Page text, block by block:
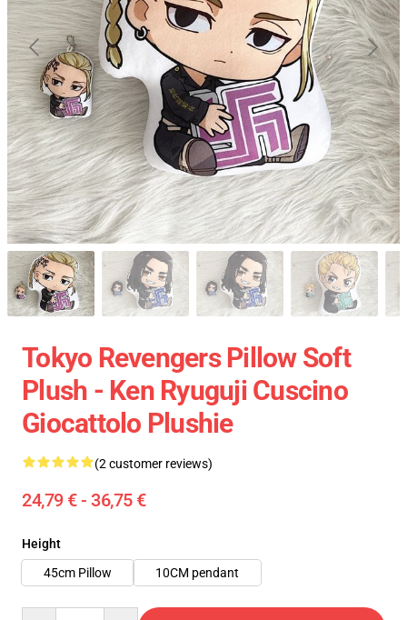
Tokyo Revengers Pillow Soft
Plush - Ken Ryuguji Cuscino
Giocattolo Plushie
(2 customer reviews)
24,79 € - 36,75 €
Height
45cm Pillow
10CM pendant